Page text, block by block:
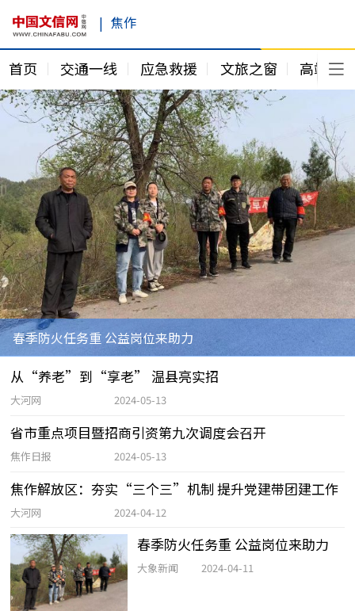
| 焦作
首页 交通一线 应急救援 文旅之窗 高端访
春季防火任务重 公益岗位来助力
从“养老”到“享老” 温县亮实招
大河网 2024-05-13
省市重点项目暨招商引资第九次调度会召开
焦作日报 2024-05-13
焦作解放区：夯实“三个三”机制 提升党建带团建工作
大河网 2024-04-12
春季防火任务重 公益岗位来助力
大象新闻 2024-04-11